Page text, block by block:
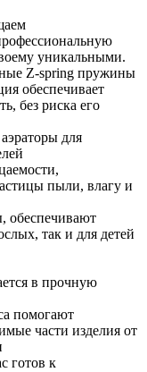
уникальными.
Z-spring пружины
обеспечивает
без риска его
для
пыли, влагу и
обеспечивают
так и для детей
в прочную
помогают
части изделия от
готов к